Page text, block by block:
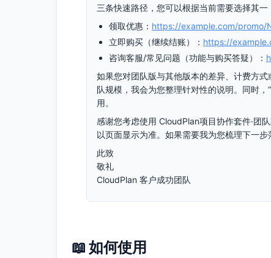
三条快速路径，您可以根据当前需要选择其一
领取优惠： https://example.com/promo/
立即购买（继续结账）： https://
咨询客服/常见问题（功能与购买答疑）：
如果您对团队版与其他版本的差异、计费方
队规模，我会为您整理针对性的说明。同时
用。
感谢您考虑使用 CloudPlan项目协作套件·团
以页面显示为准。如果需要我为您梳理下一步
此致
敬礼
CloudPlan 客户成功团队
📖 如何使用